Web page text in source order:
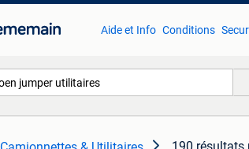
Aide et Info Conditions